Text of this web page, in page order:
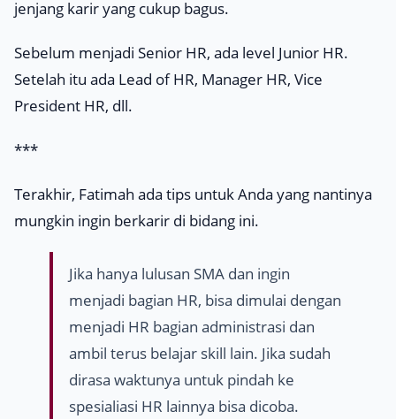
jenjang karir yang cukup bagus.
Sebelum menjadi Senior HR, ada level Junior HR.
Setelah itu ada Lead of HR, Manager HR, Vice
President HR, dll.
***
Terakhir, Fatimah ada tips untuk Anda yang nantinya
mungkin ingin berkarir di bidang ini.
Jika hanya lulusan SMA dan ingin
menjadi bagian HR, bisa dimulai dengan
menjadi HR bagian administrasi dan
ambil terus belajar skill lain. Jika sudah
dirasa waktunya untuk pindah ke
spesialiasi HR lainnya bisa dicoba.